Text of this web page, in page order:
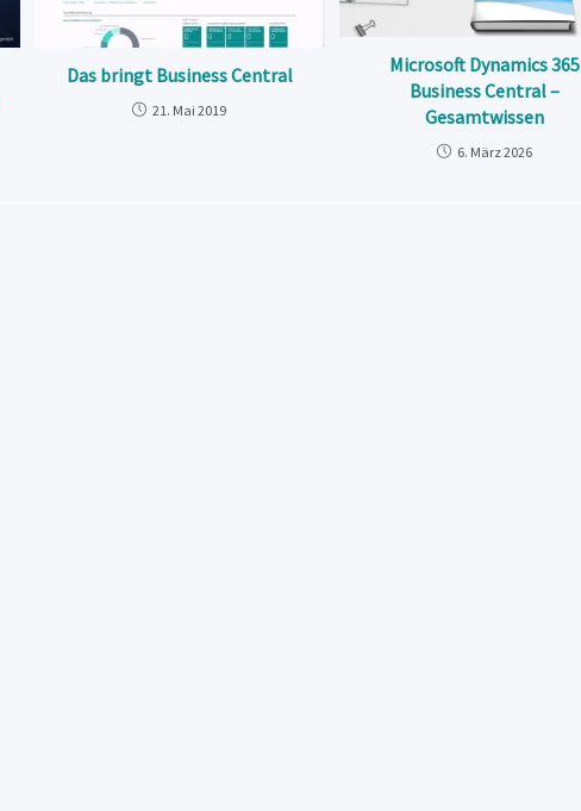
Das bringt Business Central
21. Mai 2019
Microsoft Dynamics 365
Business Central –
Gesamtwissen
6. März 2026